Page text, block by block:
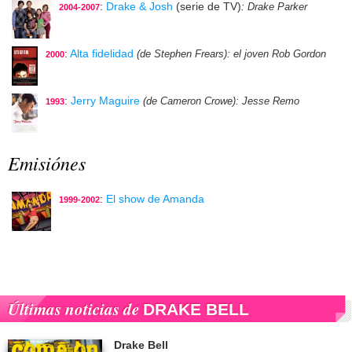
2004-2007: Drake & Josh (serie de TV): Drake Parker
2000: Alta fidelidad (de Stephen Frears): el joven Rob Gordon
1993: Jerry Maguire (de Cameron Crowe): Jesse Remo
Emisiónes
1999-2002: El show de Amanda
Últimas noticias de DRAKE BELL
Drake Bell